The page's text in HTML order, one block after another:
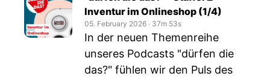
Inventur im Onlineshop (1/4)
05. February 2026 ‧ 37m 53s
In der neuen Themenreihe
unseres Podcasts "dürfen die
das?" fühlen wir den Puls des